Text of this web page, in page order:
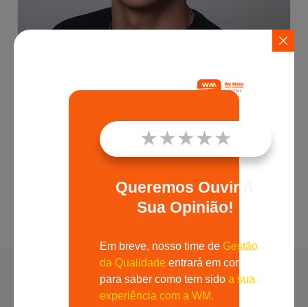
Gilberto Rangel
★★★★★
Queremos Ouvir A
Sua Opinião!
Em breve, nosso time de Gestão
da Qualidade entrará em contato
para saber como tem sido a sua
experiência com a WM.